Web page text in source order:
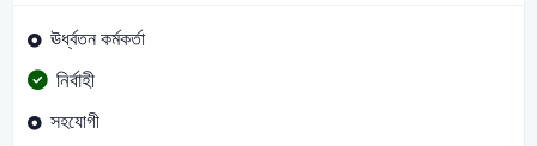
ঊর্ধ্বতন কর্মকর্তা
নির্বাহী
সহযোগী